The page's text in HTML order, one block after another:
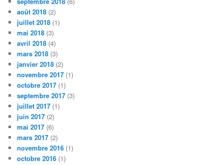
août 2018 (2)
juillet 2018 (1)
mai 2018 (3)
avril 2018 (4)
mars 2018 (3)
janvier 2018 (2)
novembre 2017 (1)
octobre 2017 (1)
septembre 2017 (3)
juillet 2017 (1)
juin 2017 (2)
mai 2017 (6)
mars 2017 (2)
novembre 2016 (1)
octobre 2016 (1)